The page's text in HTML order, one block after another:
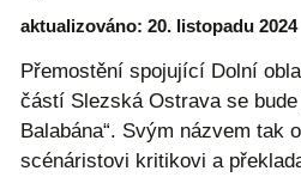
aktualizováno: 20. listopadu 2024
Přemostění spojující Dolní
částí Slezská Ostrava se
Balabána“. Svým názvem tak
scénáristovi kritikovi a